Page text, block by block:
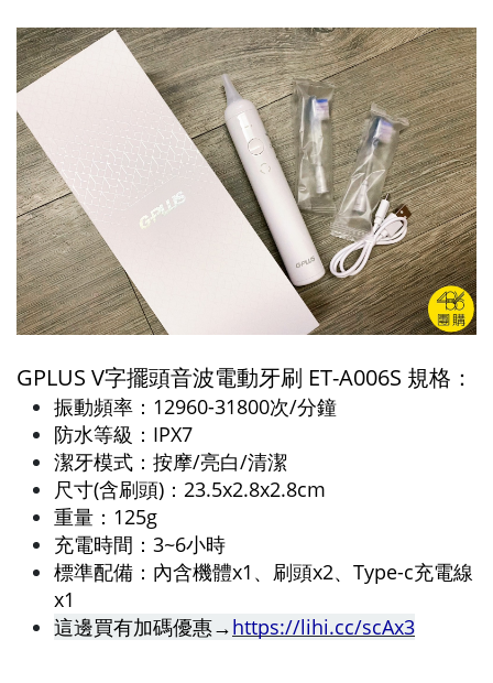
GPLUS V字擺頭音波電動牙刷 ET-A006S 規格：
振動頻率：12960-31800次/分鐘
防水等級：IPX7
潔牙模式：按摩/亮白/清潔
尺寸(含刷頭)：23.5x2.8x2.8cm
重量：125g
充電時間：3~6小時
標準配備：內含機體x1、刷頭x2、Type-c充電線
x1
這邊買有加碼優惠→https://lihi.cc/scAx3